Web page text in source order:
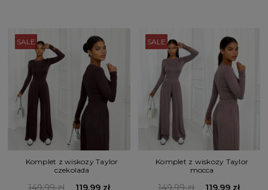
SALE
Komplet z wiskozy Taylor
czekolada
149,99 zł 119,99 zł
SALE
Komplet z wiskozy Taylor
mocca
149,99 zł 119,99 zł